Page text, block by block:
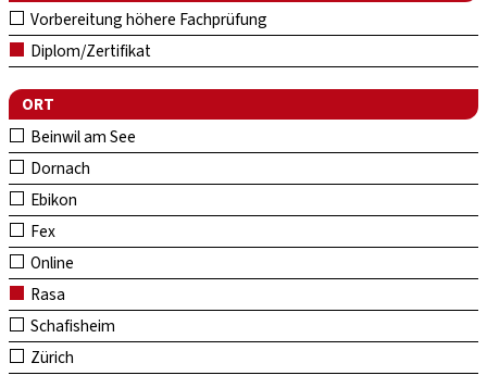
Vorbereitung höhere Fachprüfung
Diplom/Zertifikat
ORT
Beinwil am See
Dornach
Ebikon
Fex
Online
Rasa
Schafisheim
Zürich